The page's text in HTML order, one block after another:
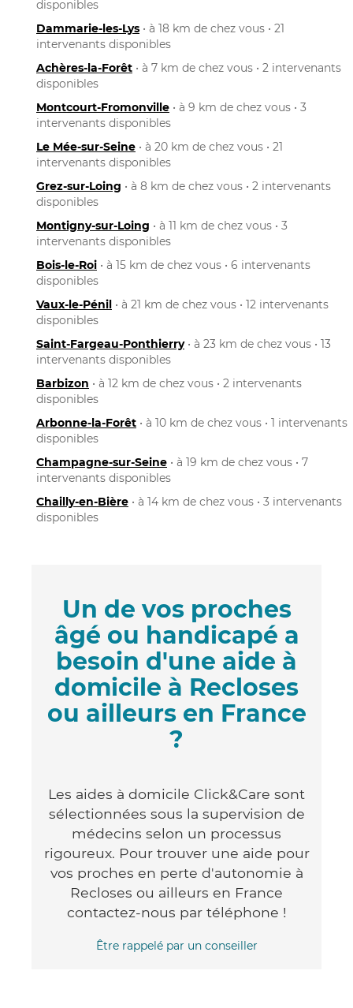
disponibles
Dammarie-les-Lys • à 18 km de chez vous • 21
intervenants disponibles
Achères-la-Forêt • à 7 km de chez vous • 2 intervenants
disponibles
Montcourt-Fromonville • à 9 km de chez vous • 3
intervenants disponibles
Le Mée-sur-Seine • à 20 km de chez vous • 21
intervenants disponibles
Grez-sur-Loing • à 8 km de chez vous • 2 intervenants
disponibles
Montigny-sur-Loing • à 11 km de chez vous • 3
intervenants disponibles
Bois-le-Roi • à 15 km de chez vous • 6 intervenants
disponibles
Vaux-le-Pénil • à 21 km de chez vous • 12 intervenants
disponibles
Saint-Fargeau-Ponthierry• à 23 km de chez vous • 13
intervenants disponibles
Barbizon • à 12 km de chez vous • 2 intervenants
disponibles
Arbonne-la-Forêt • à 10 km de chez vous • 1 intervenants
disponibles
Champagne-sur-Seine • à 19 km de chez vous • 7
intervenants disponibles
Chailly-en-Bière • à 14 km de chez vous • 3 intervenants
disponibles
Un de vos proches
âgé ou handicapé a
besoin d'une aide à
domicile à Recloses
ou ailleurs en France
?
Les aides à domicile Click&Care sont
sélectionnées sous la supervision de
médecins selon un processus
rigoureux. Pour trouver une aide pour
vos proches en perte d'autonomie à
Recloses ou ailleurs en France
contactez-nous par téléphone !
Être rappelé par un conseiller